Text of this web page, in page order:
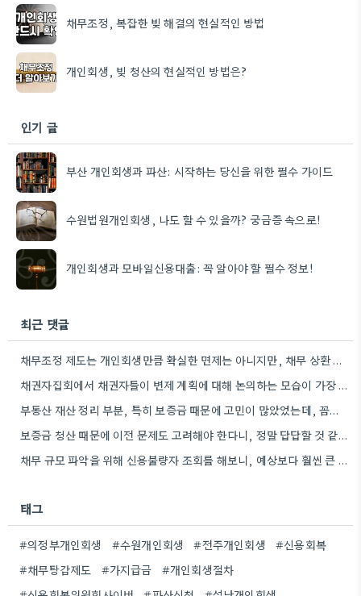
채무조정, 복잡한 빚 해결의 현실적인 방법
개인회생, 빚 청산의 현실적인 방법은?
인기 글
부산 개인회생과 파산: 시작하는 당신을 위한 필수 가이드
수원법원개인회생, 나도 할 수 있을까? 궁금증 속으로!
개인회생과 모바일신용대출: 꼭 알아야 할 필수 정보!
최근 댓글
채무조정 제도는 개인회생만큼 확실한 면제는 아니지만, 채무 상환 부담을 줄이는 데 도움이 될 수 있겠네요.…
채권자집회에서 채권자들이 변제 계획에 대해 논의하는 모습이 가장 인상적이었습니다. 실제로 채권자들의 의견이 변제 계획에 영향을…
부동산 재산 정리 부분, 특히 보증금 때문에 고민이 많았었는데, 꼼꼼하게 준비하면 해결할 수 있는 문제들이…
보증금 청산 때문에 이전 문제도 고려해야 한다니, 정말 답답할 것 같아요. 1억 원이라는 큰 금액…
채무 규모 파악을 위해 신용불량자 조회를 해보니, 예상보다 훨씬 큰 금액이었네요. 꼼꼼하게 확인하는 게 중요하겠어요.
태그
#의정부개인회생 #수원개인회생 #전주개인회생
#신용회복
#채무탕감제도
#가지급금
#개인회생절차